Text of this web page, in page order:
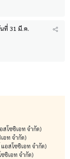
ที่ 31 มี.ค.
โซซิเอท จำกัด)
อท จำกัด)
อสโซซิเอท จำกัด)
ซิเอท จำกัด)